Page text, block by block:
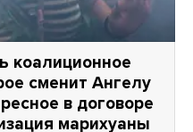
коалиционное
сменит Ангелу
в договоре
марихуаны